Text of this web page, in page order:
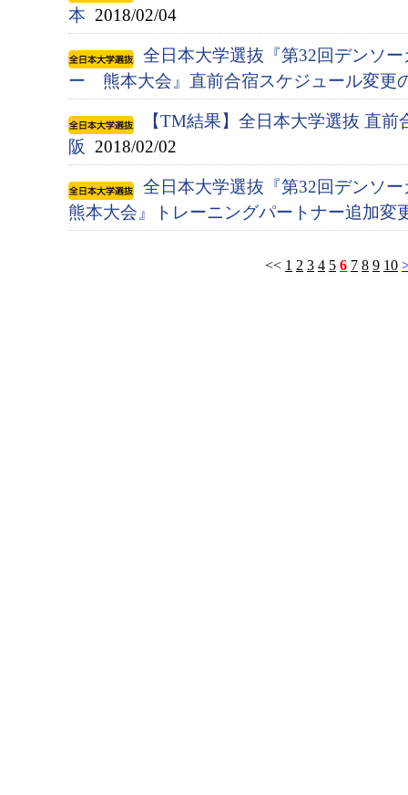
本 2018/02/04
全日本大学選抜『第32回デンソ
ー 熊本大会』直前合宿スケジュール変更
【TM結果】全日本大学選抜 直前
阪
2018/02/02
全日本大学選抜『第32回デンソ
熊本大会』トレーニングパートナー追加変
<< 1 2 3 4 5 6 7 8 9 10